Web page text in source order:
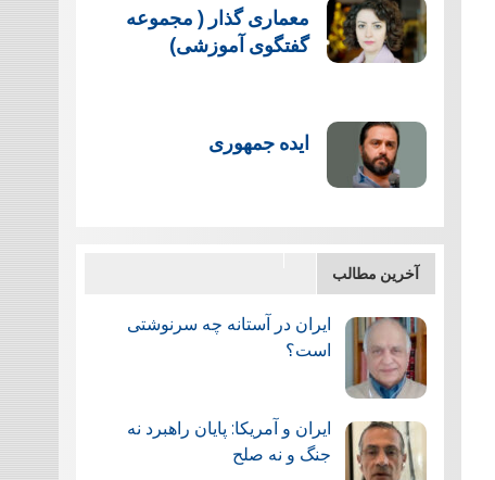
معماری گذار ( مجموعه
گفتگوی آموزشی)
ایده جمهوری
آخرین مطالب
ایران در آستانه چه سرنوشتی
است؟
ایران و آمریکا: پایان راهبرد نه
جنگ و نه صلح